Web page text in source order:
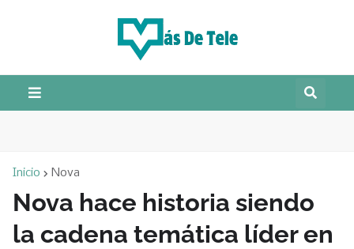
Inicio Nova
Nova hace historia siendo
la cadena temática líder en